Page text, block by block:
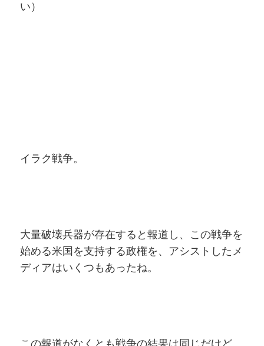
い）
イラク戦争。
大量破壊兵器が存在すると報道し、この戦争を
始める米国を支持する政権を、アシストしたメ
ディアはいくつもあったね。